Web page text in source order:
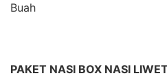
Buah
PAKET NASI BOX NASI